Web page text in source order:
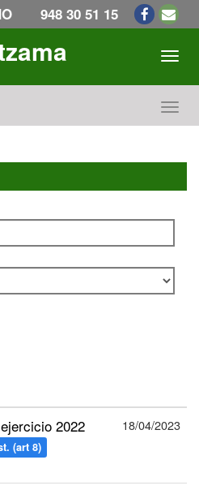
948 30 51 15
2022
(art 8)
18/04/2023